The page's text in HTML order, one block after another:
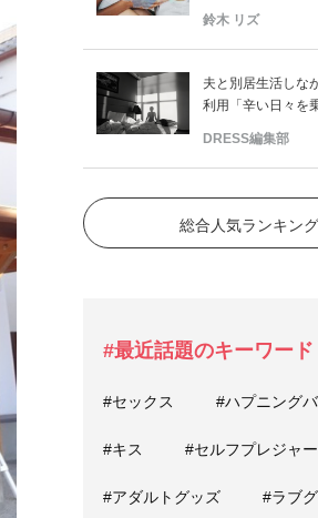
鈴木 リズ
夫と別居生活しな
利用「辛い日々を
DRESS編集部
総合人気ランキング
#最近話題のキーワード
#セックス #ハプニング
#キス #セルフプレジャー
#アダルトグッズ #ラブ